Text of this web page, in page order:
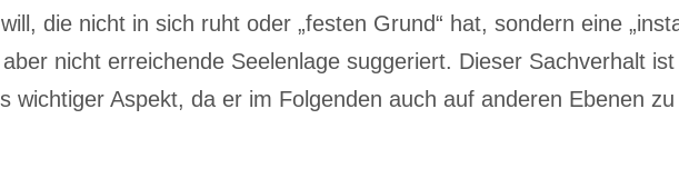
die nicht in sich ruht oder „festen Grund“ hat, sondern eine
nicht erreichende Seelenlage suggeriert. Dieser Sachverhalt
wichtiger Aspekt, da er im Folgenden auch auf anderen Ebenen